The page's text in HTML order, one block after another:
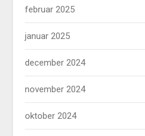
februar 2025
januar 2025
december 2024
november 2024
oktober 2024